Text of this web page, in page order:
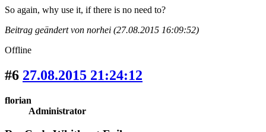
So again, why use it, if there is no need to?
Beitrag geändert von norhei (27.08.2015 16:09:52)
Offline
#6 27.08.2015 21:24:12
florian
Administrator